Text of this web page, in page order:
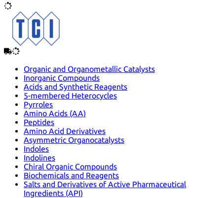
Organic and Organometallic Catalysts
Inorganic Compounds
Acids and Synthetic Reagents
5-membered Heterocycles
Pyrroles
Amino Acids (AA)
Peptides
Amino Acid Derivatives
Asymmetric Organocatalysts
Indoles
Indolines
Chiral Organic Compounds
Biochemicals and Reagents
Salts and Derivatives of Active Pharmaceutical
Ingredients (API)